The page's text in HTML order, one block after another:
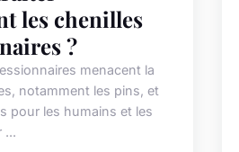
les chenilles
?
menacent la
notamment les pins, et
pour les humains et les
...